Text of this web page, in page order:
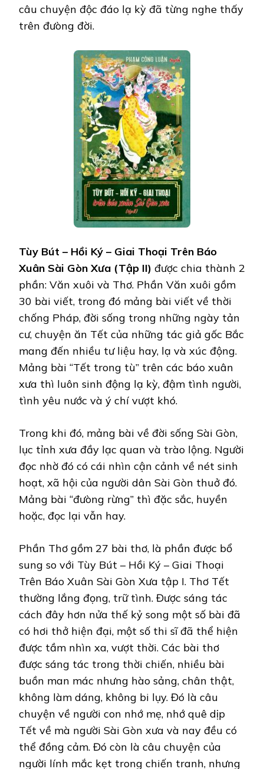
câu chuyện độc đáo lạ kỳ đã từng nghe thấy
trên đưòng đời.
Tùy Bút – Hồi Ký – Giai Thoại Trên Báo
Xuân Sài Gòn Xưa (Tập II) được chia thành 2
phần: Văn xuôi và Thơ. Phần Văn xuôi gồm
30 bài viết, trong đó mảng bài viết về thời
chống Pháp, đời sống trong những ngày tản
cư, chuyện ăn Tết của những tác giả gốc Bắc
mang đến nhiều tư liệu hay, lạ và xúc động.
Mảng bài “Tết trong tù” trên các báo xuân
xưa thì luôn sinh động lạ kỳ, đậm tình người,
tình yêu nước và ý chí vượt khó.
Trong khi đó, mảng bài về đời sống Sài Gòn,
lục tỉnh xưa đầy lạc quan và trào lộng. Người
đọc nhờ đó có cái nhìn cận cảnh về nét sinh
hoạt, xã hội của người dân Sài Gòn thuở đó.
Mảng bài “đưòng rừng” thì đặc sắc, huyền
hoặc, đọc lại vẫn hay.
Phần Thơ gồm 27 bài thơ, là phần được bổ
sung so với Tùy Bút – Hồi Ký – Giai Thoại
Trên Báo Xuân Sài Gòn Xưa tập I. Thơ Tết
thường lắng đọng, trữ tình. Được sáng tác
cách đây hơn nửa thế kỷ song một số bài đã
có hơi thở hiện đại, một số thi sĩ đã thể hiện
được tầm nhìn xa, vượt thời. Các bài thơ
được sáng tác trong thời chiến, nhiều bài
buồn man mác nhưng hào sảng, chân thật,
không làm dáng, không bi lụy. Đó là câu
chuyện về người con nhớ mẹ, nhớ quê dịp
Tết về mà người Sài Gòn xưa và nay đều có
thể đồng cảm. Đó còn là câu chuyện của
người lính mắc kẹt trong chiến tranh, nhưng